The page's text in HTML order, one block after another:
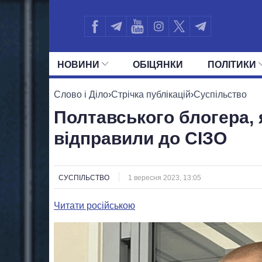
НОВИНИ ОБIЦЯНКИ ПОЛIТИКИ
УСІ ПОЛІТИКИ ПРЕЗИДЕНТ І ОФІС
Слово і Діло›Стрічка публікацій›Суспільство
Полтавського
відправили до СІЗО
СУСПІЛЬСТВО 1 вересня 2023, 13:05
Читати російською